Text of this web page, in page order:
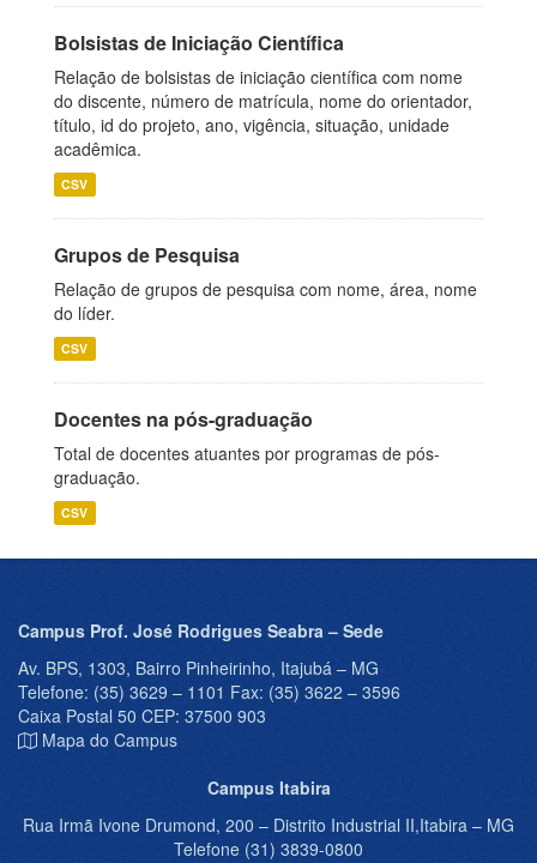
Bolsistas de Iniciação Científica
Relação de bolsistas de iniciação científica com nome
do discente, número de matrícula, nome do orientador,
título, id do projeto, ano, vigência, situação, unidade
acadêmica.
CSV
Grupos de Pesquisa
Relação de grupos de pesquisa com nome, área, nome
do líder.
CSV
Docentes na pós-graduação
Total de docentes atuantes por programas de pós-
graduação.
CSV
Campus Prof. José Rodrigues Seabra – Sede
Av. BPS, 1303, Bairro Pinheirinho, Itajubá – MG
Telefone: (35) 3629 – 1101 Fax: (35) 3622 – 3596
Caixa Postal 50 CEP: 37500 903
Mapa do Campus
Campus Itabira
Rua Irmã Ivone Drumond, 200 – Distrito Industrial II,Itabira – MG
Telefone (31) 3839-0800